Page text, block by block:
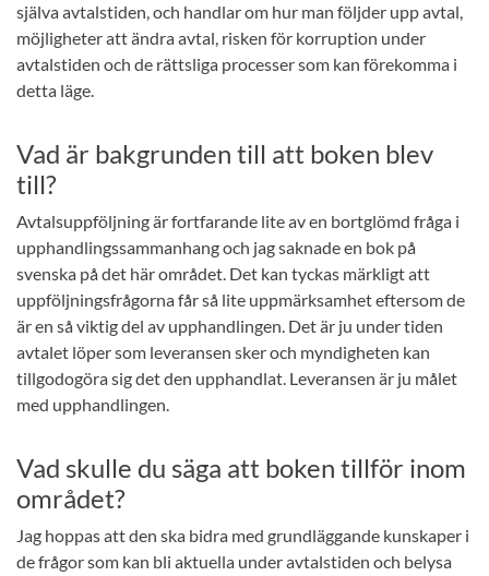
själva avtalstiden, och handlar om hur man följder upp avtal,
möjligheter att ändra avtal, risken för korruption under
avtalstiden och de rättsliga processer som kan förekomma i
detta läge.
Vad är bakgrunden till att boken blev
till?
Avtalsuppföljning är fortfarande lite av en bortglömd fråga i
upphandlingssammanhang och jag saknade en bok på
svenska på det här området. Det kan tyckas märkligt att
uppföljningsfrågorna får så lite uppmärksamhet eftersom de
är en så viktig del av upphandlingen. Det är ju under tiden
avtalet löper som leveransen sker och myndigheten kan
tillgodogöra sig det den upphandlat. Leveransen är ju målet
med upphandlingen.
Vad skulle du säga att boken tillför inom
området?
Jag hoppas att den ska bidra med grundläggande kunskaper i
de frågor som kan bli aktuella under avtalstiden och belysa